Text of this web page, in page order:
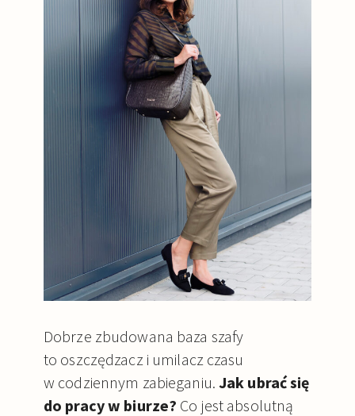
Dobrze zbudowana baza szafy
to oszczędzacz i umilacz czasu
w codziennym zabieganiu. Jak ubrać się
do pracy w biurze? Co jest absolutną